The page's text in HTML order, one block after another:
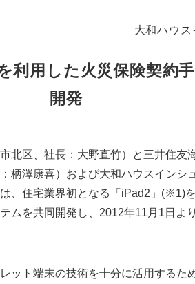
大和ハウ
利用した火災保険契約
開発
北区、社長：大野直竹）と三井住友
柄澤康喜）および大和ハウスインシ
、住宅業界初となる「iPad2」(※1)
ムを共同開発し、2012年11月1日よ
ット端末の技術を十分に活用するた